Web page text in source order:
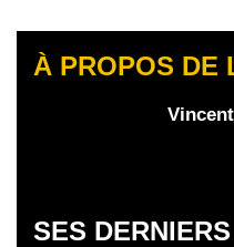
À PROPOS DE
SES